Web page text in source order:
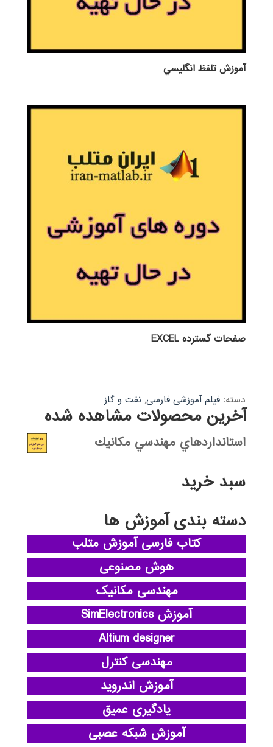
آموزش تلفظ انگليسي
صفحات گسترده EXCEL
دسته: فیلم آموزشی فارسی, نفت و گاز
آخرین محصولات مشاهده شده
استانداردهاي مهندسي مكانيك
سبد خرید
دسته بندی آموزش ها
کتاب فارسی آموزش متلب
هوش مصنوعی
مهندسی مکانیک
آموزش SimElectronics
Altium designer
مهندسی کنترل
آموزش اندروید
یادگیری عمیق
آموزش شبکه عصبی